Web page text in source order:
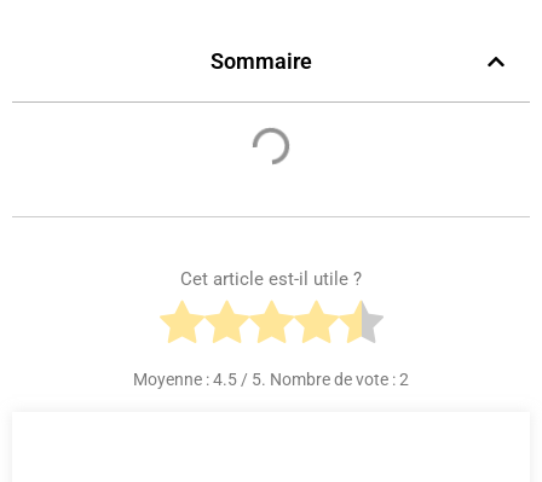
Sommaire
Cet article est-il utile ?
Moyenne :4.5 / 5. Nombre de vote :2